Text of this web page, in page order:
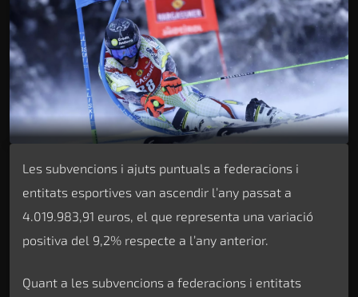
Les subvencions i ajuts puntuals a federacions i
entitats esportives van ascendir l’any passat a
4.019.983,91 euros, el que representa una variació
positiva del 9,2% respecte a l’any anterior.
Quant a les subvencions a federacions i entitats